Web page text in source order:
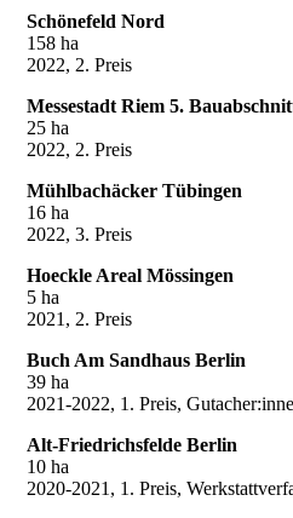
Schönefeld Nord
158 ha
2022, 2. Preis
Messestadt Riem 5.
25 ha
2022, 2. Preis
Mühlbachäcker Tübingen
16 ha
2022, 3. Preis
Hoeckle Areal Mössingen
5 ha
2021, 2. Preis
Buch Am Sandhaus Berlin
39 ha
2021-2022, 1. Preis,
Alt-Friedrichsfelde Berlin
10 ha
2020-2021, 1. Preis,